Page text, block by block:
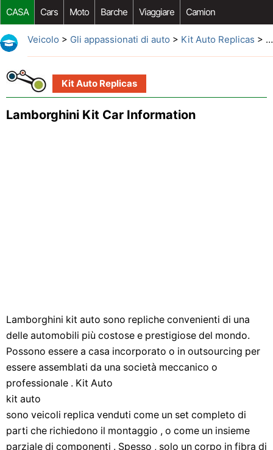
CASA Cars Moto Barche Viaggiare Camion
Riparazione Auto Acquisto Auto Car Opzioni Aftermarket
Veicolo > Gli appassionati di auto > Kit Auto Replicas > Lamborghini Kit Car Information
Kit Auto Replicas
Lamborghini Kit Car Information
Lamborghini kit auto sono repliche convenienti di una
delle automobili più costose e prestigiose del mondo.
Possono essere a casa incorporato o in outsourcing per
essere assemblati da una società meccanico o
professionale . Kit Auto
kit auto
sono veicoli replica venduti come un set completo di
parti che richiedono il montaggio , o come un insieme
parziale di componenti . Spesso , solo un corpo in fibra di